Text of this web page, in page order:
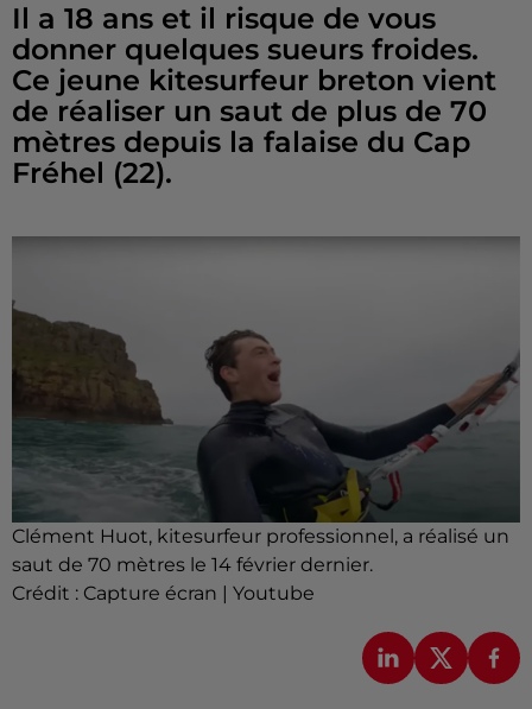
Il a 18 ans et il risque de vous
donner quelques sueurs froides.
Ce jeune kitesurfeur breton vient
de réaliser un saut de plus de 70
mètres depuis la falaise du Cap
Fréhel (22).
Clément Huot, kitesurfeur professionnel, a réalisé un
saut de 70 mètres le 14 février dernier.
Crédit : Capture écran | Youtube